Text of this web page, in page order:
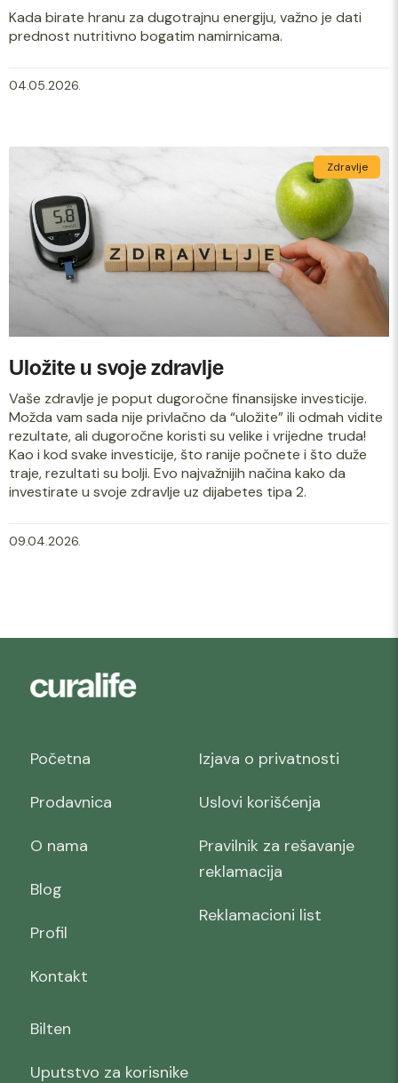
Kada birate hranu za dugotrajnu energiju, važno je dati
prednost nutritivno bogatim namirnicama.
04.05.2026.
Zdravlje
Uložite u svoje zdravlje
Vaše zdravlje je poput dugoročne finansijske investicije.
Možda vam sada nije privlačno da “uložite” ili odmah vidite
rezultate, ali dugoročne koristi su velike i vrijedne truda!
Kao i kod svake investicije, što ranije počnete i što duže
traje, rezultati su bolji. Evo najvažnijih načina kako da
investirate u svoje zdravlje uz dijabetes tipa 2.
09.04.2026.
Početna
Prodavnica
O nama
Blog
Profil
Kontakt
Izjava o privatnosti
Uslovi korišćenja
Pravilnik za rešavanje
reklamacija
Reklamacioni list
Bilten
Uputstvo za korisnike